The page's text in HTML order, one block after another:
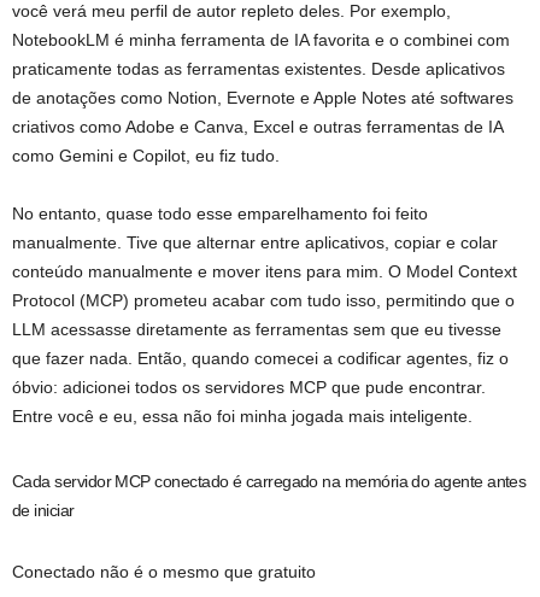
você verá meu perfil de autor repleto deles. Por exemplo,
NotebookLM é minha ferramenta de IA favorita e o combinei com
praticamente todas as ferramentas existentes. Desde aplicativos
de anotações como Notion, Evernote e Apple Notes até softwares
criativos como Adobe e Canva, Excel e outras ferramentas de IA
como Gemini e Copilot, eu fiz tudo.
No entanto, quase todo esse emparelhamento foi feito
manualmente. Tive que alternar entre aplicativos, copiar e colar
conteúdo manualmente e mover itens para mim. O Model Context
Protocol (MCP) prometeu acabar com tudo isso, permitindo que o
LLM acessasse diretamente as ferramentas sem que eu tivesse
que fazer nada. Então, quando comecei a codificar agentes, fiz o
óbvio: adicionei todos os servidores MCP que pude encontrar.
Entre você e eu, essa não foi minha jogada mais inteligente.
Cada servidor MCP conectado é carregado na memória do agente antes
de iniciar
Conectado não é o mesmo que gratuito